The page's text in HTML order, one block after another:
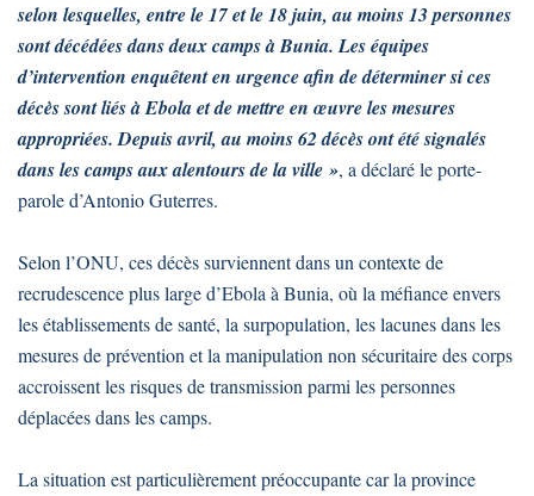
selon lesquelles, entre le 17 et le 18 juin, au moins 13 personnes
sont décédées dans deux camps à Bunia. Les équipes
d’intervention enquêtent en urgence afin de déterminer si ces
décès sont liés à Ebola et de mettre en œuvre les mesures
appropriées. Depuis avril, au moins 62 décès ont été signalés
dans les camps aux alentours de la ville », a déclaré le porte-
parole d’Antonio Guterres.
Selon l’ONU, ces décès surviennent dans un contexte de
recrudescence plus large d’Ebola à Bunia, où la méfiance envers
les établissements de santé, la surpopulation, les lacunes dans les
mesures de prévention et la manipulation non sécuritaire des corps
accroissent les risques de transmission parmi les personnes
déplacées dans les camps.
La situation est particulièrement préoccupante car la province